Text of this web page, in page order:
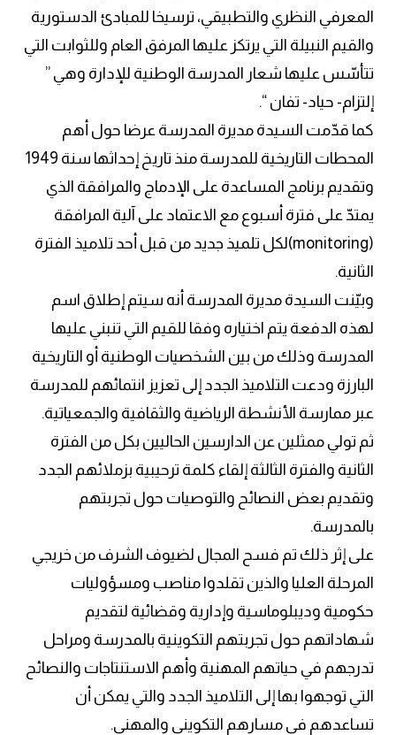
المعرفي النظري والتطبيقي، ترسيخا للمبادئ الدستورية
والقيم النبيلة التي يرتكز عليها المرفق العام وللثوابت التي
تتأسّس عليها شعار المدرسة الوطنية للإدارة وهي ”
إلتزام- حياد- تفان “.
كما قدّمت السيدة مديرة المدرسة عرضا حول أهم
المحطات التاريخية للمدرسة منذ تاريخ إحداثها سنة 1949
وتقديم برنامج المساعدة على الإدماج والمرافقة الذي
يمتدّ على فترة أسبوع مع الاعتماد على آلية المرافقة
(monitoring)لكل تلميذ جديد من قبل أحد تلاميذ الفترة
الثانية.
وبيّنت السيدة مديرة المدرسة أنه سيتم إطلاق اسم
لهذه الدفعة يتم اختياره وفقا للقيم التي تنبني عليها
المدرسة وذلك من بين الشخصيات الوطنية أو التاريخية
البارزة ودعت التلاميذ الجدد إلى تعزيز انتمائهم للمدرسة
عبر ممارسة الأنشطة الرياضية والثقافية والجمعياتية.
ثم تولي ممثلين عن الدارسين الحاليين بكل من الفترة
الثانية والفترة الثالثة إلقاء كلمة ترحيبية بزملائهم الجدد
وتقديم بعض النصائح والتوصيات حول تجربتهم
بالمدرسة.
على إثر ذلك تم فسح المجال لضيوف الشرف من خريجي
المرحلة العليا والذين تقلدوا مناصب ومسؤوليات
حكومية وديبلوماسية وإدارية وقضائية لتقديم
شهاداتهم حول تجربتهم التكوينية بالمدرسة ومراحل
تدرجهم في حياتهم المهنية وأهم الاستنتاجات والنصائح
التي توجهوا بها إلى التلاميذ الجدد والتي يمكن أن
تساعدهم في مسارهم التكويني والمهني.